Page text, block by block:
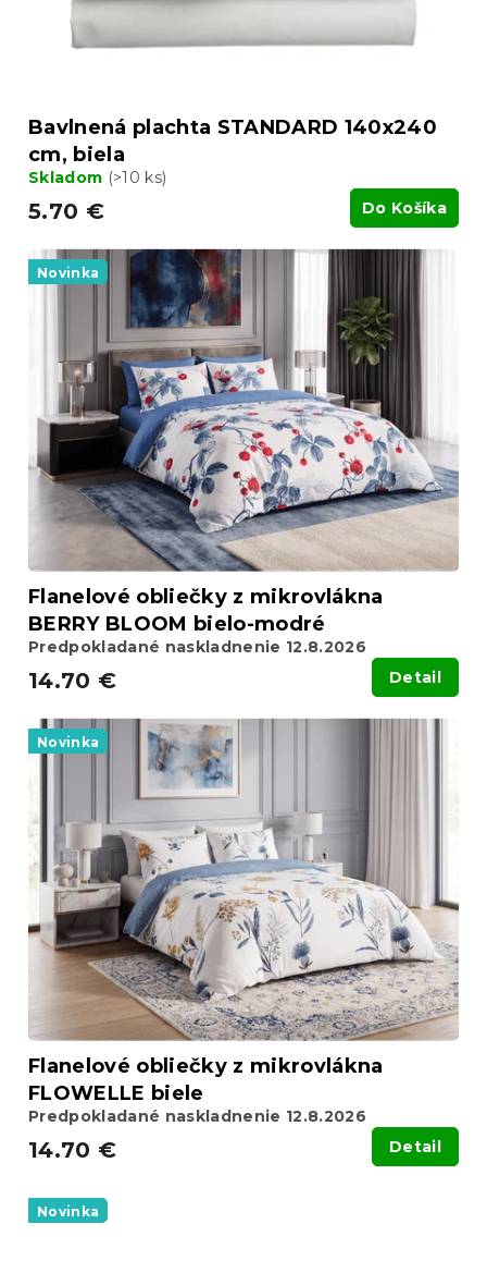
Bavlnená plachta STANDARD 140x240
cm, biela
Skladom (>10 ks)
5.70 € Do Košíka
Novinka
Flanelové obliečky z mikrovlákna
BERRY BLOOM bielo-modré
Predpokladané naskladnenie 12.8.2026
14.70 € Detail
Novinka
Flanelové obliečky z mikrovlákna
FLOWELLE biele
Predpokladané naskladnenie 12.8.2026
14.70 € Detail
Novinka